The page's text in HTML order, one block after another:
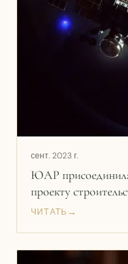
сент. 2023 г.
ЮАР
проекту
ЧИТАТЬ →